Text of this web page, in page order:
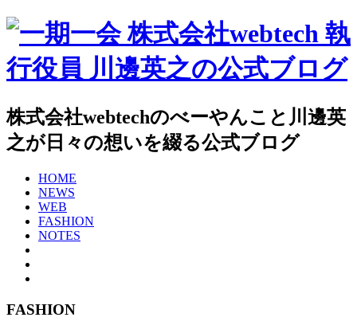
株式会社webtechのべーやんこと川邊英
之が日々の想いを綴る公式ブログ
HOME
NEWS
WEB
FASHION
NOTES
FASHION